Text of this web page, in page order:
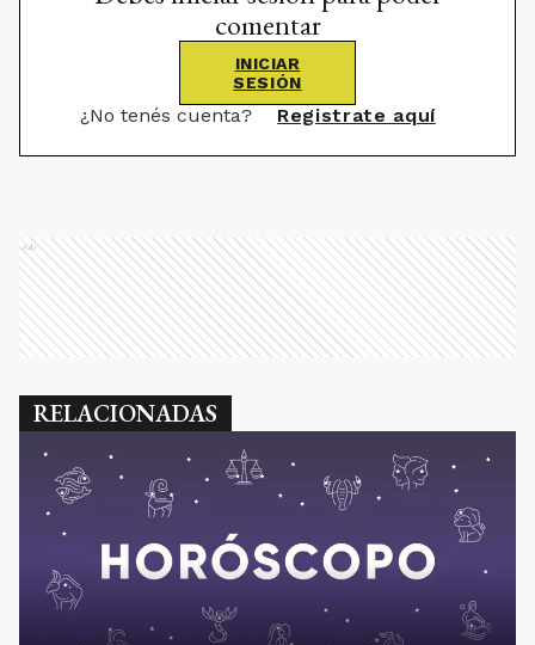
comentar
INICIAR
SESIÓN
¿No tenés cuenta? Registrate aquí
Ads
RELACIONADAS